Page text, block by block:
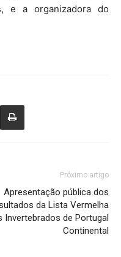
e a organizadora do
Próximo artigo
Apresentação pública dos
da Lista Vermelha
Invertebrados de Portugal
Continental